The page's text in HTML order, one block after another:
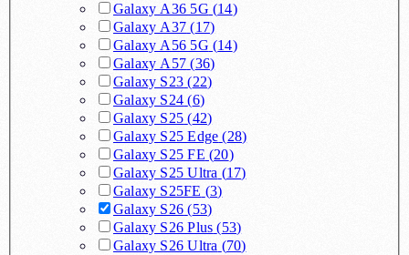
Galaxy A36 5G (14)
Galaxy A37 (17)
Galaxy A56 5G (14)
Galaxy A57 (36)
Galaxy S23 (22)
Galaxy S24 (6)
Galaxy S25 (42)
Galaxy S25 Edge (28)
Galaxy S25 FE (20)
Galaxy S25 Ultra (17)
Galaxy S25FE (3)
Galaxy S26 (53)
Galaxy S26 Plus (53)
Galaxy S26 Ultra (70)